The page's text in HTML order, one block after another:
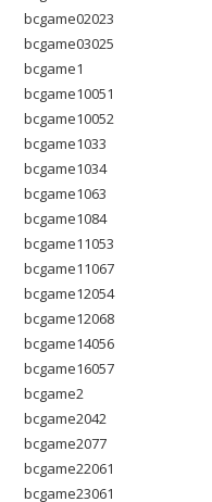
bcgame02023
bcgame03025
bcgame1
bcgame10051
bcgame10052
bcgame1033
bcgame1034
bcgame1063
bcgame1084
bcgame11053
bcgame11067
bcgame12054
bcgame12068
bcgame14056
bcgame16057
bcgame2
bcgame2042
bcgame2077
bcgame22061
bcgame23061